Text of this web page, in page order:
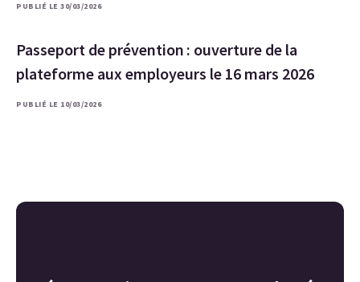
PUBLIÉ LE 30/03/2026
Passeport de prévention : ouverture de la
plateforme aux employeurs le 16 mars 2026
PUBLIÉ LE 10/03/2026